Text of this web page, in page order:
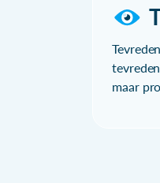
maar